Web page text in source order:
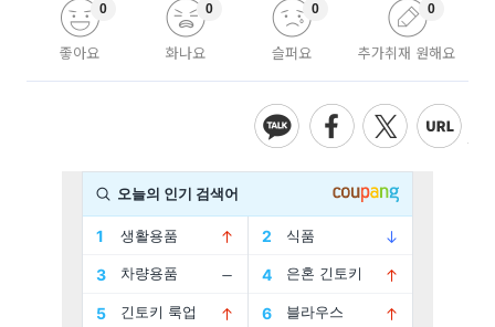
좋아요
0
화나요
0
슬퍼요
0
추가취재 원해요
0